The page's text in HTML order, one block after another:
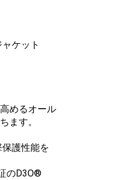
ケット
めるオール
ます。
護性能を
のD3O®